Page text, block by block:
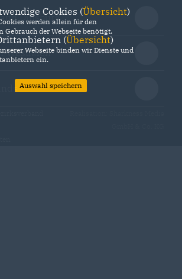
Duisburg
Westfalen
Cookies (Übersicht)
werden allein für den
Gebrauch der Webseite benötigt.
(Übersicht)
Webseite binden wir Dienste und
ein.
Auswahl speichern